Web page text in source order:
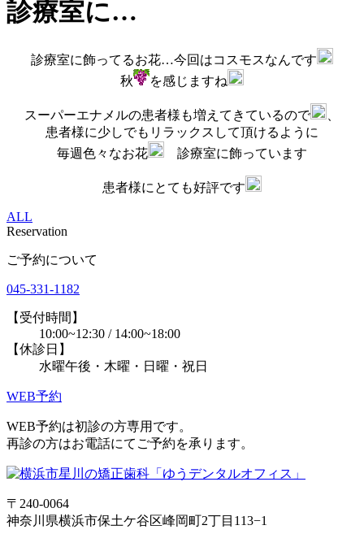
診療室に…
診療室に飾ってるお花…今回はコスモスなんです
秋
を感じますね
スーパーエナメルの患者様も増えてきているので
患者様に少しでもリラックスして頂けるように
毎週色々なお花
診療室に飾っています
患者様にとても好評です
ALL
Reservation
ご予約について
045-331-1182
【受付時間】
10:00~12:30 / 14:00~18:00
【休診日】
水曜午後・木曜・日曜・祝日
WEB予約
WEB予約は初診の方専用です。
再診の方はお電話にてご予約を承ります。
〒240-0064
神奈川県横浜市保土ケ谷区峰岡町2丁目113−1